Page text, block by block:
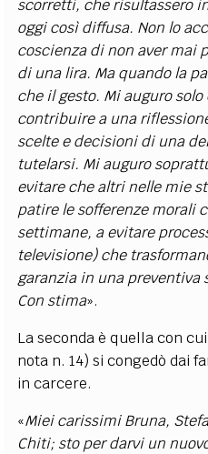
scorretti, che risultassero
oggi così diffusa. Non lo
coscienza di non aver mai
di una lira. Ma quando la
che il gesto. Mi auguro
contribuire a una
scelte e decisioni di una
tutelarsi. Mi auguro
evitare che altri nelle mie
patire le sofferenze morali
settimane, a evitare
televisione) che
garanzia in una preventiva
Con stima».
La seconda è quella con
nota n. 14) si congedò dai
in carcere.
«Miei carissimi Bruna,
Chiti; sto per darvi un